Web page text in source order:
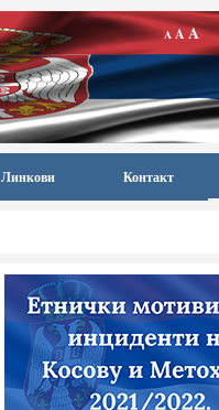
A A A
Линкови Контакт